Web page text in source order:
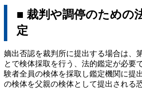
■ 裁判や調停のための
定
嫡出否認を裁判所に提出する場合は、
とで検体採取を行う、法的鑑定が必要
験者全員の検体を採取し鑑定機関に提
の検体を父親の検体として提出される